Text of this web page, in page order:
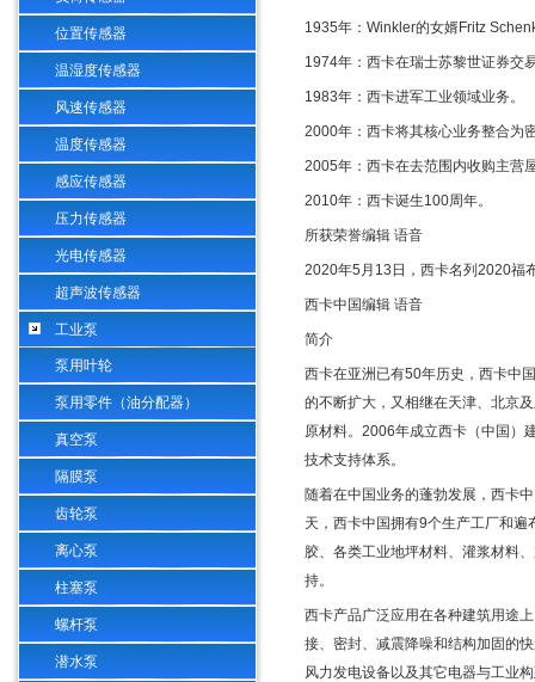
位置传感器
温湿度传感器
风速传感器
温度传感器
感应传感器
压力传感器
光电传感器
超声波传感器
工业泵
泵用叶轮
泵用零件（油分配器）
真空泵
隔膜泵
齿轮泵
离心泵
柱塞泵
螺杆泵
潜水泵
1935年： Winkler的女婿 Fritz
1974年：西卡在瑞士苏黎世证券交
1983年：西卡进军工业领域业务。
2000年：西卡将其核心业务整合为
2005年：西卡在去范围内收购主营
2010年：西卡诞生100周年。
所获荣誉编辑 语音
2020年5 月 13 日，西卡名列 2020福
西卡中国编辑 语音
简介
西卡在亚洲已有50年历史，西卡中
的不断扩大，又相继在天津、北京
原材料。 2006年成立西卡（中国）
技术支持体系。
随着在中国业务的蓬勃发展，西卡
天，西卡中国拥有9个生产工厂和遍
胶、各类工业地坪材料、灌浆材料
持。
西卡产品广泛应用在各种建筑用途
接、密封、减震降噪和结构加固的
风力发电设备以及其它电器与工业